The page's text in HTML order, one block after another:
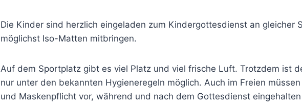
Die Kinder sind herzlich eingeladen zum Kindergottesdienst an gleicher
möglichst Iso-Matten mitbringen.
Auf dem Sportplatz gibt es viel Platz und viel frische Luft. Trotzdem ist
nur unter den bekannten Hygieneregeln möglich. Auch im Freien
und Maskenpflicht vor, während und nach dem Gottesdienst